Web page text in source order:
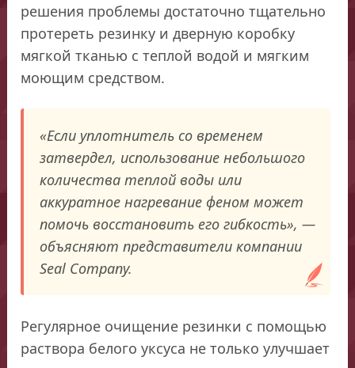
решения проблемы достаточно тщательно
протереть резинку и дверную коробку
мягкой тканью с теплой водой и мягким
моющим средством.
«Если уплотнитель со временем
затвердел, использование небольшого
количества теплой воды или
аккуратное нагревание феном может
помочь восстановить его гибкость», —
объясняют представители компании
Seal Company.
Регулярное очищение резинки с помощью
раствора белого уксуса не только улучшает